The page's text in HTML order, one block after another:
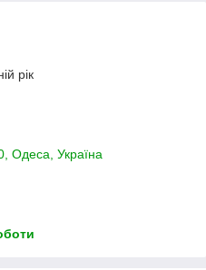
рік
Одеса, Україна